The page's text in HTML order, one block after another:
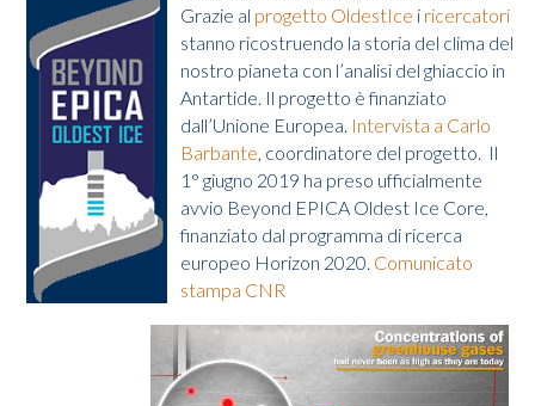
Grazie al progetto OldestIce i ricercatori
stanno ricostruendo la storia del clima del
nostro pianeta con l’analisi del ghiaccio in
Antartide. Il progetto è finanziato
dall’Unione Europea. Intervista a Carlo
Barbante, coordinatore del progetto. Il
1° giugno 2019 ha preso ufficialmente
avvio Beyond EPICA Oldest Ice Core,
finanziato dal programma di ricerca
europeo Horizon 2020. Comunicato
stampa CNR